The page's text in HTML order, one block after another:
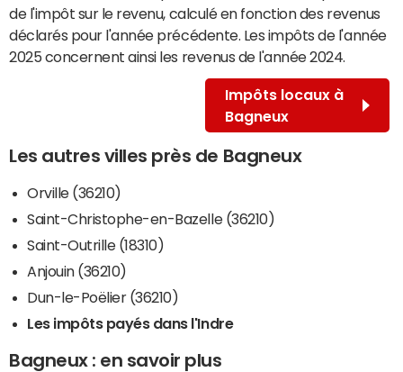
de l'impôt sur le revenu, calculé en fonction des revenus
déclarés pour l'année précédente. Les impôts de l'année
2025 concernent ainsi les revenus de l'année 2024.
Impôts locaux à
Bagneux
Les autres villes près de Bagneux
Orville (36210)
Saint-Christophe-en-Bazelle (36210)
Saint-Outrille (18310)
Anjouin (36210)
Dun-le-Poëlier (36210)
Les impôts payés dans l'Indre
Bagneux : en savoir plus